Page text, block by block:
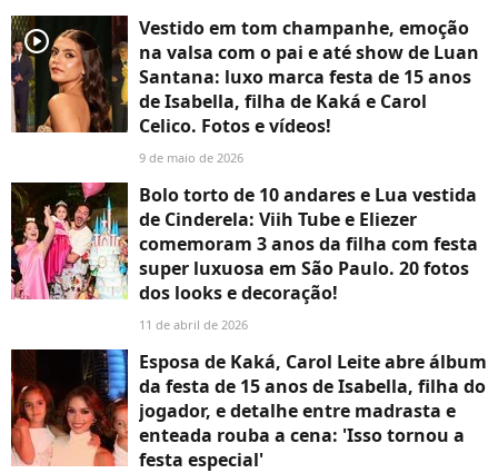
player2
Vestido em tom champanhe, emoção
na valsa com o pai e até show de Luan
Santana: luxo marca festa de 15 anos
de Isabella, filha de Kaká e Carol
Celico. Fotos e vídeos!
9 de maio de 2026
Bolo torto de 10 andares e Lua vestida
de Cinderela: Viih Tube e Eliezer
comemoram 3 anos da filha com festa
super luxuosa em São Paulo. 20 fotos
dos looks e decoração!
11 de abril de 2026
Esposa de Kaká, Carol Leite abre álbum
da festa de 15 anos de Isabella, filha do
jogador, e detalhe entre madrasta e
enteada rouba a cena: 'Isso tornou a
festa especial'